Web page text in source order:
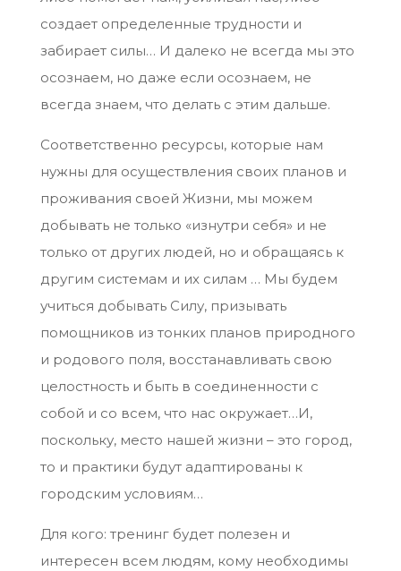
создает определенные трудности и
забирает силы… И далеко не всегда мы это
осознаем, но даже если осознаем, не
всегда знаем, что делать с этим дальше.
Соответственно ресурсы, которые нам
нужны для осуществления своих планов и
проживания своей Жизни, мы можем
добывать не только «изнутри себя» и не
только от других людей, но и обращаясь к
другим системам и их силам … Мы будем
учиться добывать Силу, призывать
помощников из тонких планов природного
и родового поля, восстанавливать свою
целостность и быть в соединенности с
собой и со всем, что нас окружает…И,
поскольку, место нашей жизни – это город,
то и практики будут адаптированы к
городским условиям…
Для кого: тренинг будет полезен и
интересен всем людям, кому необходимы